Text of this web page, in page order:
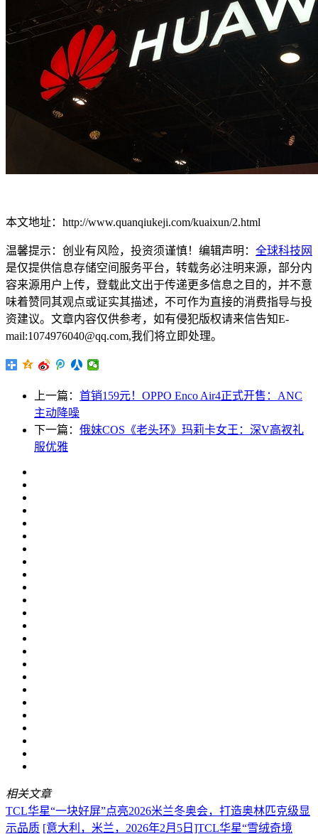
本文地址：http://www.quanqiukeji.com/kuaixun/2.html
温馨提示：创业有风险，投资须谨慎！编辑声明： 全球科技网
是仅提供信息存储空间服务平台，转载务必注明来源，部分内
容来源用户上传，登载此文出于传递更多信息之目的，并不意
味着赞同其观点或证实其描述，不可作为直接的消费指导与投
资建议。文章内容仅供参考，如有侵犯版权请来信告知E-
mail:1074976040@qq.com,我们将立即处理。
上一篇： 首销159元！OPPO Enco Air4正式开售：ANC
主动降噪
下一篇： 俄妹COS《老头环》玛莉卡女王：深V高衩礼
服优雅
相关文章
TCL华星“一块好屏”点亮2026米兰冬奥会，打造奥林匹克级显
示品质 [意大利，米兰，2026年2月5日]TCL华星“雪绒奇境